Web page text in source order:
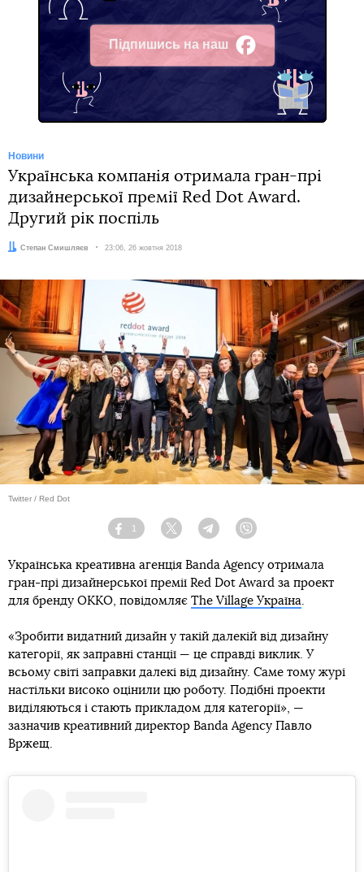
Підпишись на наш
Facebook
Новини
Українська компанія отримала гран-прі
дизайнерської премії Red Dot Award.
Другий рік поспіль
Автор:
Степан Смишляєв Дата:
23:06, 26 жовтня 2018
Twitter / Red Dot
Facebook
1
Twitter TelegramViber
Українська креативна агенція Banda Agency отримала
гран-прі дизайнерської премії Red Dot Award за проект
для бренду OKKO, повідомляє The Village Україна.
«Зробити видатний дизайн у такій далекій від дизайну
категорії, як заправні станції — це справді виклик. У
всьому світі заправки далекі від дизайну. Саме тому журі
настільки високо оцінили цю роботу. Подібні проекти
виділяються і стають прикладом для категорії», —
зазначив креативний директор Banda Agency Павло
Вржещ.